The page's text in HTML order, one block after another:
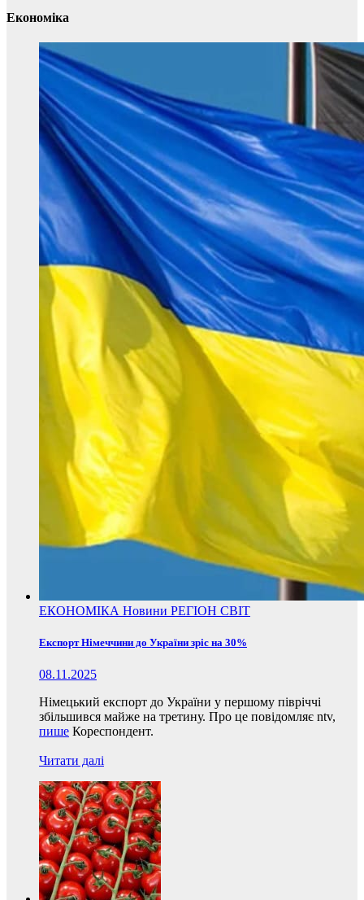
Економіка
ЕКОНОМІКА Новини РЕГІОН СВІТ
Експорт Німеччини до України зріс на 30%
08.11.2025
Німецький експорт до України у першому півріччі
збільшився майже на третину. Про це повідомляє ntv,
пише Кореспондент.
Читати далі